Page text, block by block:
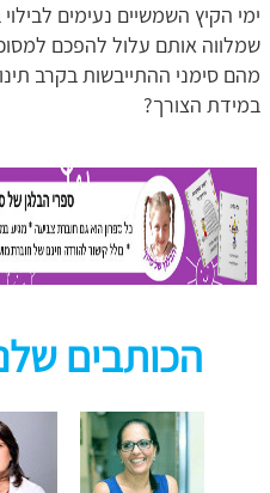
ימי הקיץ השמשיים נעימים
שמלווה אותם עלול להפכם
מהם סימני ההתייבשות בקרב
במידת הצורך?
הכותבים